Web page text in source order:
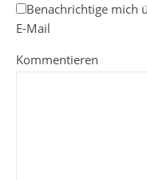
Benachrichtige mich
E-Mail
Kommentieren